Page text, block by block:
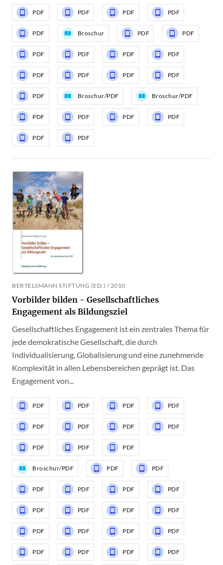
PDF PDF PDF PDF
PDF Broschur PDF PDF
PDF PDF PDF PDF
PDF PDF PDF PDF
PDF Broschur/PDF Broschur/PDF
PDF PDF PDF PDF
PDF PDF
BERTELSMANN STIFTUNG (ED.) / 2010
Vorbilder bilden - Gesellschaftliches
Engagement als Bildungsziel
Gesellschaftliches Engagement ist ein zentrales Thema für
jede demokratische Gesellschaft, die durch
Individualisierung, Globalisierung und eine zunehmende
Komplexität in allen Lebensbereichen geprägt ist. Das
Engagement von...
PDF PDF PDF PDF
PDF PDF PDF PDF
PDF PDF PDF
Broschur/PDF PDF PDF
PDF PDF PDF PDF
PDF PDF PDF PDF
PDF PDF PDF PDF
PDF PDF PDF PDF